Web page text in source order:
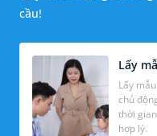
cầu!
Lấy
Lấy
chủ
thời gian đi lại, chờ đợi kết
hợp lý.